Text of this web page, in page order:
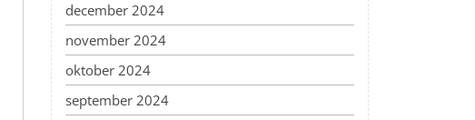
december 2024
november 2024
oktober 2024
september 2024